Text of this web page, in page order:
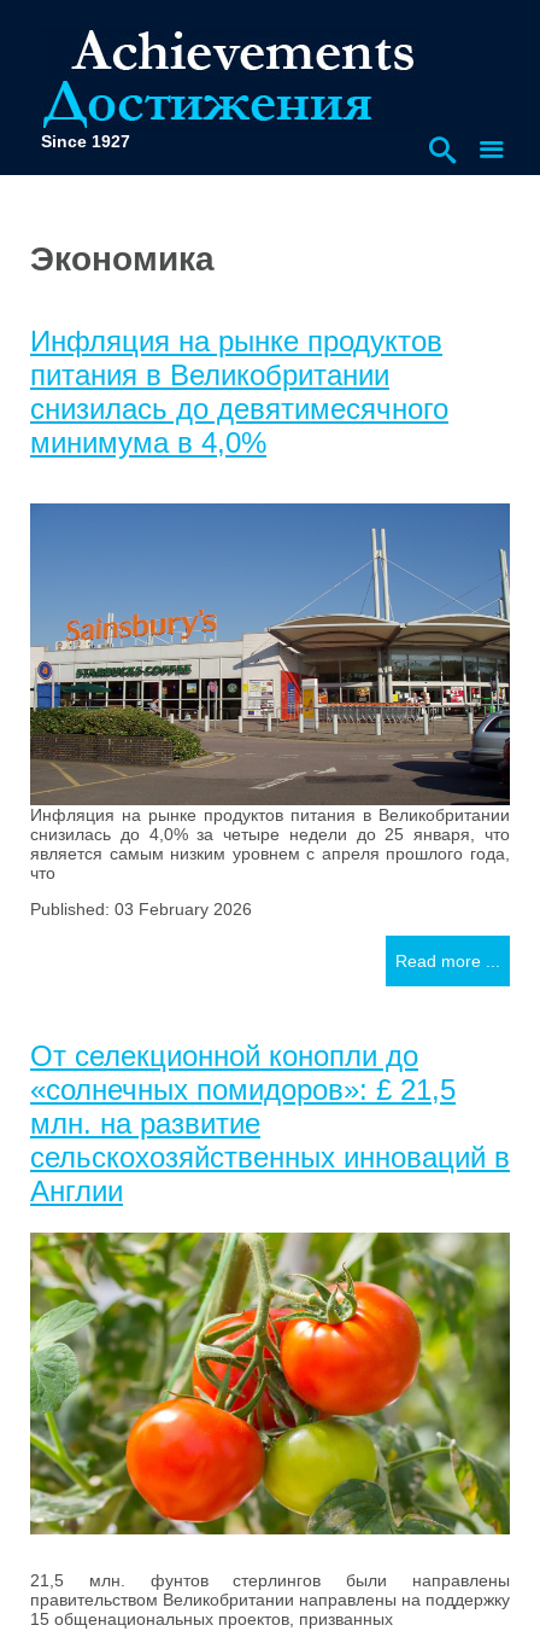
Since 1927
Экономика
Инфляция на рынке продуктов
питания в Великобритании
снизилась до девятимесячного
минимума в 4,0%
Инфляция на рынке продуктов питания в Великобритании
снизилась до 4,0% за четыре недели до 25 января, что
является самым низким уровнем с апреля прошлого года,
что
Published: 03 February 2026
Read more ...
От селекционной конопли до
«солнечных помидоров»: £ 21,5
млн. на развитие
сельскохозяйственных инноваций в
Англии
21,5 млн. фунтов стерлингов были направлены
правительством Великобритании направлены на поддержку
15 общенациональных проектов, призванных